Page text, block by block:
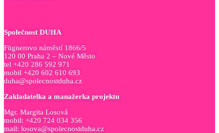
Společnost DUHA
Fügnerovo náměstí 1866/5
120 00 Praha 2 – Nové Město
tel +420 286 592 971
mobil +420 602 610 693
duha@spolecnostduha.cz
Zakladatelka a manažerka projektu
Mgr. Margita Losová
mobil: +420 724 034 356
mail: losova@spolecnostduha.cz